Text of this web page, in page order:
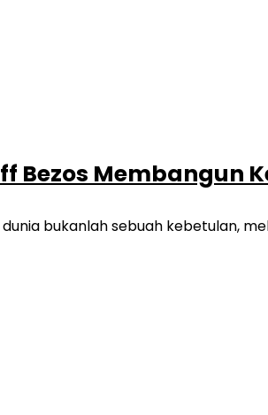
Bezos Membangun
bukanlah sebuah kebetulan,